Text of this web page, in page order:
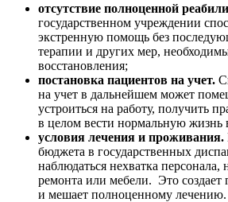
отсутствие полноценной
государственном учреждении
экстренную помощь без
терапии и других мер,
восстановления;
постановка пациентов на учет.
на учет в дальнейшем может
устроиться на работу, получить
в целом вести нормальную жизнь
условия лечения и проживания.
бюджета в государственных
наблюдаться нехватка персонала,
ремонта или мебели. Это создает
и мешает полноценному лечению.